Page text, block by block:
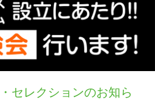
セレクションのお知ら